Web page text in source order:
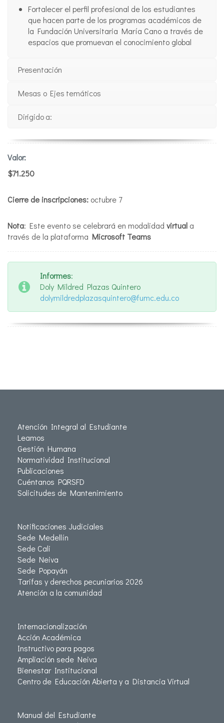
Fortalecer el perfil profesional de los estudiantes
que hacen parte de los programas académicos de
la Fundación Universitaria María Cano a través de
espacios que promuevan el conocimiento global
Presentación
Mesas o Ejes temáticos
Dirigido a:
Valor:
$71.250
Cierre de inscripciones: octubre 7
Nota: Este evento se celebrará en modalidad virtual a
través de la plataforma Microsoft Teams
Informes:
Doly Mildred Plazas Quintero
dolymildredplazasquintero@fumc.edu.co
Atención Integral al Estudiante
Leamos
Gestión Humana
Normatividad Institucional
Publicaciones
Cuéntanos PQRSFD
Solicitudes de Mantenimiento
Notificaciones Judiciales
Sede Medellín
Sede Cali
Sede Neiva
Sede Popayán
Tarifas y derechos pecuniarios 2026
Atención a la comunidad
Internacionalización
Acción Académica
Instructivo para pagos
Ampliación sede Neiva
Bienestar Institucional
Centro de Educación Abierta y a Distancia Virtual
Manual del Estudiante